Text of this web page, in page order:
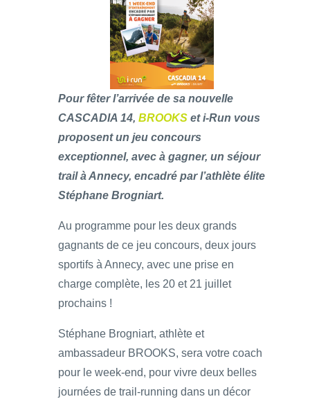
Pour fêter l’arrivée de sa nouvelle
CASCADIA 14, BROOKS et i-Run vous
proposent un jeu concours
exceptionnel, avec à gagner, un séjour
trail à Annecy, encadré par l’athlète élite
Stéphane Brogniart.
Au programme pour les deux grands
gagnants de ce jeu concours, deux jours
sportifs à Annecy, avec une prise en
charge complète, les 20 et 21 juillet
prochains !
Stéphane Brogniart, athlète et
ambassadeur BROOKS, sera votre coach
pour le week-end, pour vivre deux belles
journées de trail-running dans un décor